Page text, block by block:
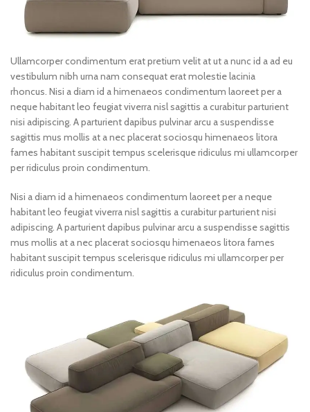
Ullamcorper condimentum erat pretium velit at ut a nunc id a ad eu
vestibulum nibh urna nam consequat erat molestie lacinia
rhoncus. Nisi a diam id a himenaeos condimentum laoreet per a
neque habitant leo feugiat viverra nisl sagittis a curabitur parturient
nisi adipiscing. A parturient dapibus pulvinar arcu a suspendisse
sagittis mus mollis at a nec placerat sociosqu himenaeos litora
fames habitant suscipit tempus scelerisque ridiculus mi ullamcorper
per ridiculus proin condimentum.
Nisi a diam id a himenaeos condimentum laoreet per a neque
habitant leo feugiat viverra nisl sagittis a curabitur parturient nisi
adipiscing. A parturient dapibus pulvinar arcu a suspendisse sagittis
mus mollis at a nec placerat sociosqu himenaeos litora fames
habitant suscipit tempus scelerisque ridiculus mi ullamcorper per
ridiculus proin condimentum.